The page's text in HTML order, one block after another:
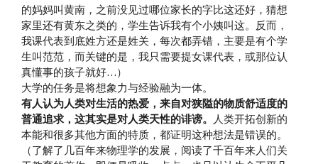
的妈妈叫黄南，之前没见过哪位家长的字比这还好，猜想
家里还有黄东之类的，学生告诉我有个小姨叫这。反而，
我课代表到底姓方还是姓关，每次都弄错，主要是有个学
生叫范范，而关键的是，我只需要提女课代表，或那位认
真懂事的孩子就好…）
大学的任务是将想象力与经验融为一体。
有人认为人类对生活的热爱，来自对狭隘的物质舒适度的
普通追求，这其实是对人类天性的诽谤。 人类开拓创新的
本能和很多其他方面的特质，都证明这种想法是错误的。
（了解了几百年来物理学的发展，阅读了千百年来人们关